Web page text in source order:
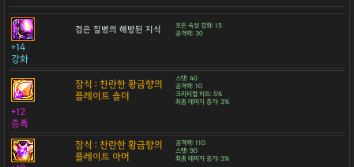
검은 질병의 해방된 지식
모든 속성 강화: 15
공격력: 30
+14
강화
잠식 : 찬란한 황금향의
플레이트 숄더
스탯: 40
공격력: 10
크리티컬 히트: 5%
최종 데미지 증가: 3%
+12
증폭
잠식 : 찬란한 황금향의
플레이트 아머
공격력: 110
스탯: 90
최종 데미지 증가: 3%